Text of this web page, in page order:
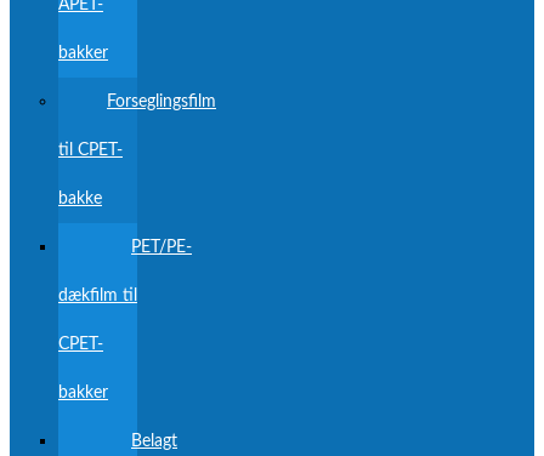
APET-
bakker
Forseglingsfilm
til CPET-
bakke
PET/PE-
dækfilm til
CPET-
bakker
Belagt